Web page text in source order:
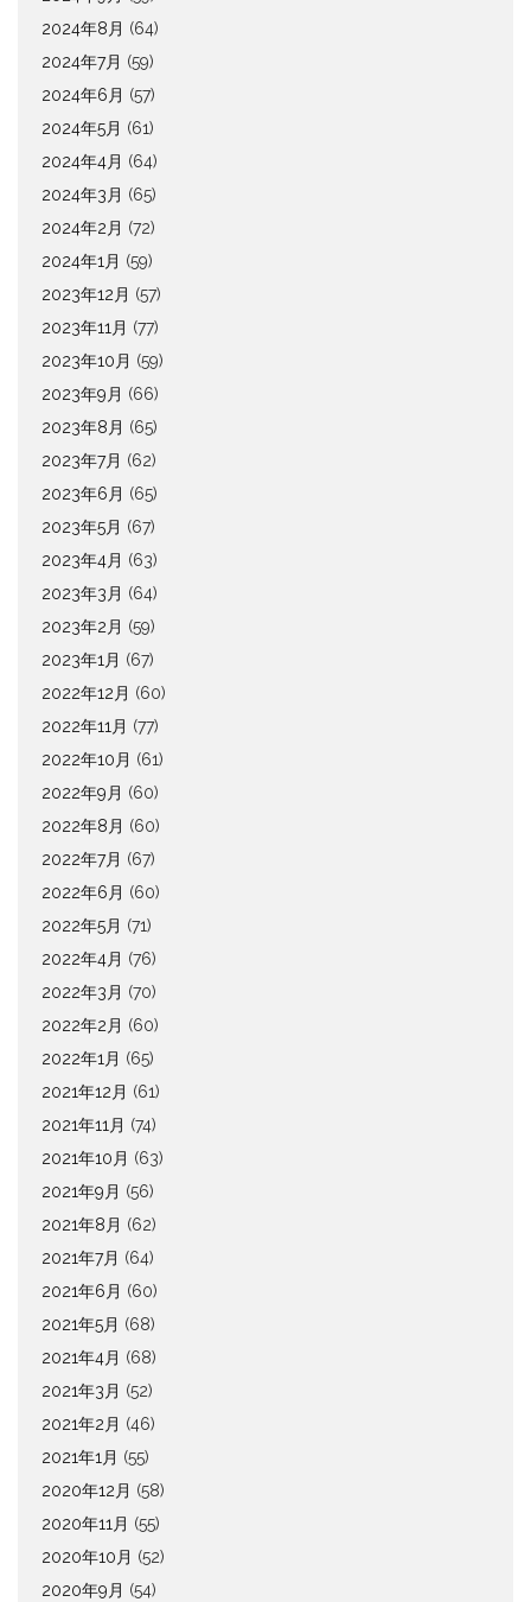
2024年8月 (64)
2024年7月 (59)
2024年6月 (57)
2024年5月 (61)
2024年4月 (64)
2024年3月 (65)
2024年2月 (72)
2024年1月 (59)
2023年12月 (57)
2023年11月 (77)
2023年10月 (59)
2023年9月 (66)
2023年8月 (65)
2023年7月 (62)
2023年6月 (65)
2023年5月 (67)
2023年4月 (63)
2023年3月 (64)
2023年2月 (59)
2023年1月 (67)
2022年12月 (60)
2022年11月 (77)
2022年10月 (61)
2022年9月 (60)
2022年8月 (60)
2022年7月 (67)
2022年6月 (60)
2022年5月 (71)
2022年4月 (76)
2022年3月 (70)
2022年2月 (60)
2022年1月 (65)
2021年12月 (61)
2021年11月 (74)
2021年10月 (63)
2021年9月 (56)
2021年8月 (62)
2021年7月 (64)
2021年6月 (60)
2021年5月 (68)
2021年4月 (68)
2021年3月 (52)
2021年2月 (46)
2021年1月 (55)
2020年12月 (58)
2020年11月 (55)
2020年10月 (52)
2020年9月 (54)